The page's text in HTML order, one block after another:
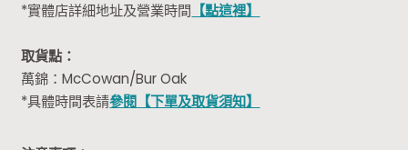
*實體店詳細地址及營業時間 【點這裡】
取貨點：
萬錦：McCowan/Bur Oak
*具體時間表請參閱【下單及取貨須知】